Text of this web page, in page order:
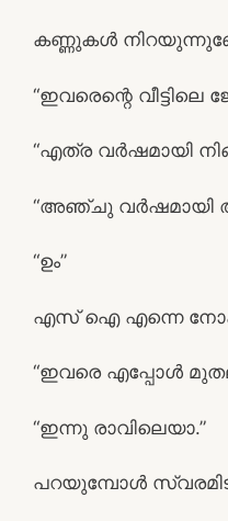
കണ്ണുകൾ
“ഇവരെന്റെ വീട്ടിലെ
“എത്ര വർഷമായി
“അഞ്ചു വർഷമായി
“ഉം”
എസ് ഐ എന്നെ
“ഇവരെ എപ്പോൾ
“ഇന്നു രാവിലെയാ.”
പറയുമ്പോൾ